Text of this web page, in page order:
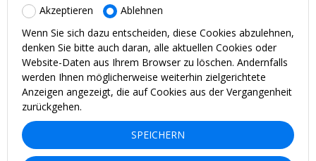
Akzeptieren
Ablehnen
Wenn Sie sich dazu entscheiden, diese Cookies abzulehnen,
denken Sie bitte auch daran, alle aktuellen Cookies oder
Website-Daten aus Ihrem Browser zu löschen. Andernfalls
werden Ihnen möglicherweise weiterhin zielgerichtete
Anzeigen angezeigt, die auf Cookies aus der Vergangenheit
zurückgehen.
SPEICHERN